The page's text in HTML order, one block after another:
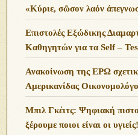
«Κύριε, σῶσον λαόν
Επιστολές Εξώδικης
Καθηγητών για τα Self –
Ανακοίνωση της ΕΡΩ
Αμερικανίδας
Μπιλ Γκέιτς: Ψηφιακή
ξέρουμε ποιοι είναι οι υγιείς!